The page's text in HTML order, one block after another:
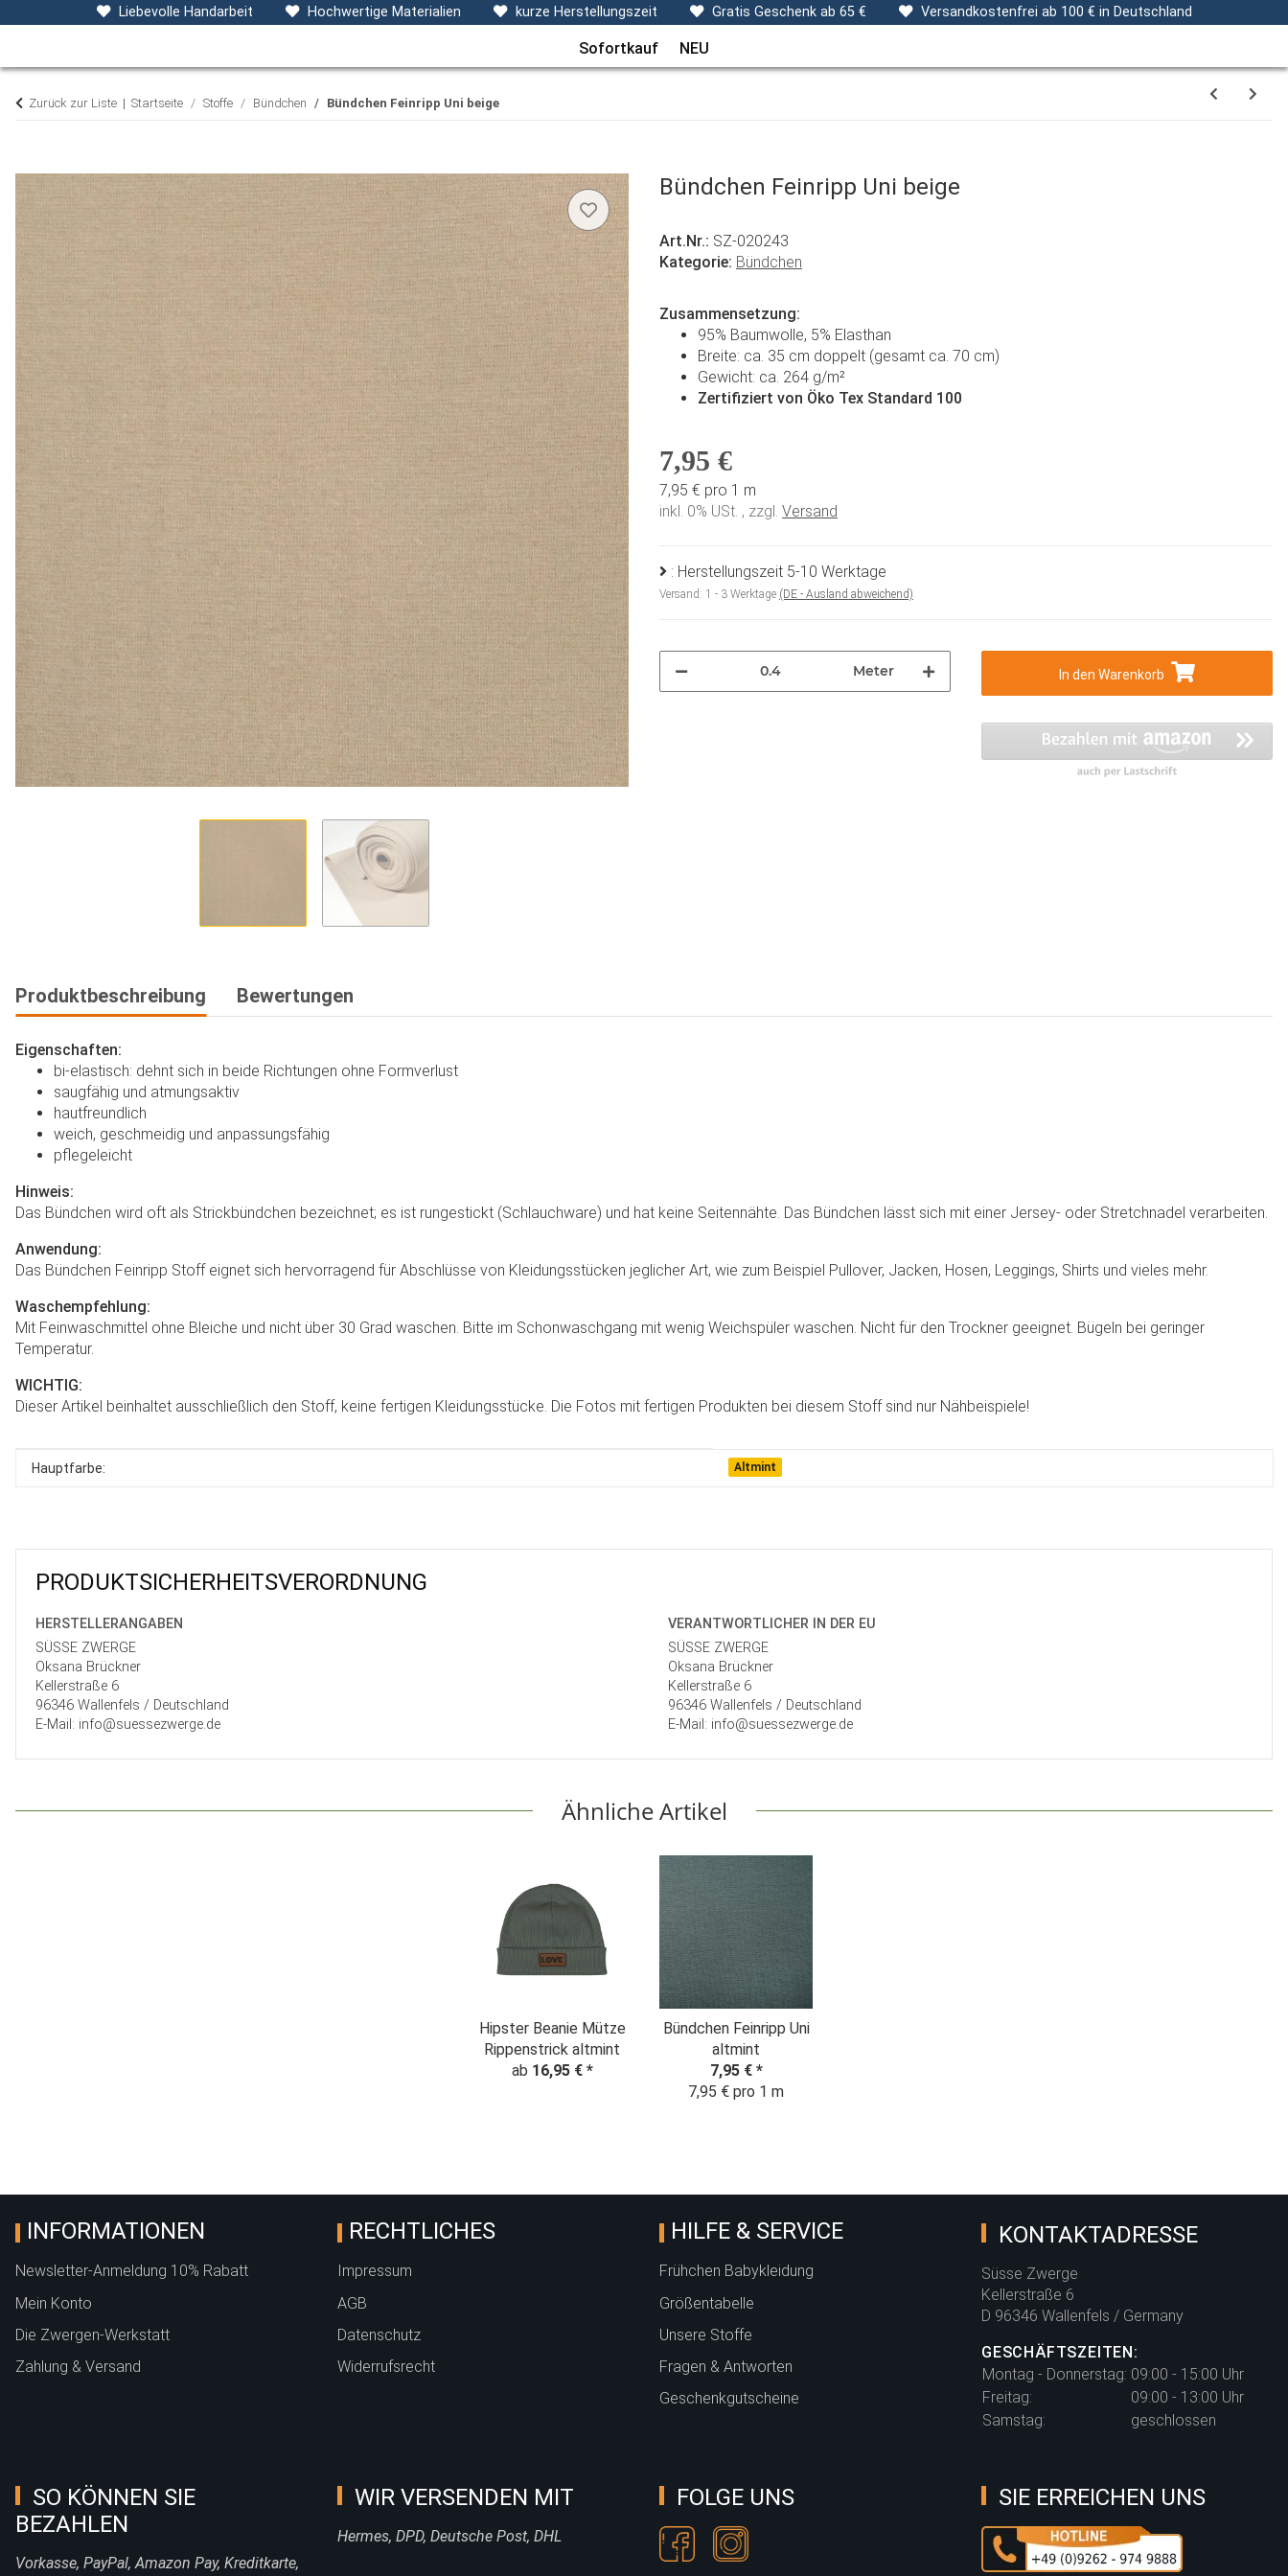
Liebevolle Handarbeit Hochwertige Materialien kurze Herstellungszeit Gratis Geschenk ab 65 € Versandkostenfrei ab 100 € in Deutschland
Baby- & Kinderkleidung Accessoires Decken, Kissen & Co Themen Sets Frühchenkleidung Stoffe Gutscheine Verpackungsservice
Sofortkauf NEU
Zurück zur Liste Startseite Stoffe Bündchen Bündchen Feinripp Uni beige
Bündchen Feinripp Uni beige
Art.Nr.: SZ-020243
Kategorie: Bündchen
Zusammensetzung:
95% Baumwolle, 5% Elasthan
Breite: ca. 35 cm doppelt (gesamt ca. 70 cm)
Gewicht: ca. 264 g/m²
Zertifiziert von Öko Tex Standard 100
7,95 €
7,95 € pro 1 m
inkl. 0% USt. , zzgl. Versand
: Herstellungszeit 5-10 Werktage
Versand: 1 - 3 Werktage (DE - Ausland abweichend)
Meter In den Warenkorb
Produktbeschreibung Bewertungen
Eigenschaften:
bi-elastisch: dehnt sich in beide Richtungen ohne Formverlust
saugfähig und atmungsaktiv
hautfreundlich
weich, geschmeidig und anpassungsfähig
pflegeleicht
Hinweis:
Das Bündchen wird oft als Strickbündchen bezeichnet; es ist rungestickt (Schlauchware) und hat keine Seitennähte. Das Bündchen lässt sich mit einer Jersey- oder Stretchnadel verarbeiten.
Anwendung:
Das Bündchen Feinripp Stoff eignet sich hervorragend für Abschlüsse von Kleidungsstücken jeglicher Art, wie zum Beispiel Pullover, Jacken, Hosen, Leggings, Shirts und vieles mehr.
Waschempfehlung:
Mit Feinwaschmittel ohne Bleiche und nicht über 30 Grad waschen. Bitte im Schonwaschgang mit wenig Weichspüler waschen. Nicht für den Trockner geeignet. Bügeln bei geringer
Temperatur.
WICHTIG:
Dieser Artikel beinhaltet ausschließlich den Stoff, keine fertigen Kleidungsstücke. Die Fotos mit fertigen Produkten bei diesem Stoff sind nur Nähbeispiele!
Produkteigenschaft
Wert
Hauptfarbe: Altmint
PRODUKT­SICHER­HEITS­VER­ORD­NUNG
HERSTELLER­ANGABEN
SÜSSE ZWERGE
Oksana Brückner
Kellerstraße 6
96346 Wallenfels / Deutschland
E-Mail: info@suessezwerge.de
VERANTWORT­LICHER IN DER EU
SÜSSE ZWERGE
Oksana Brückner
Kellerstraße 6
96346 Wallenfels / Deutschland
E-Mail: info@suessezwerge.de
Ähnliche Artikel
Hipster Beanie Mütze
Rippenstrick altmint
ab 16,95 € *
Bündchen Feinripp Uni
altmint
7,95 € *
7,95 € pro 1 m
INFORMATIONEN
Newsletter-Anmeldung 10% Rabatt
Mein Konto
Die Zwergen-Werkstatt
Zahlung & Versand
RECHTLICHES
Impressum
AGB
Datenschutz
Widerrufsrecht
HILFE & SERVICE
Frühchen Babykleidung
Größentabelle
Unsere Stoffe
Fragen & Antworten
Geschenkgutscheine
KONTAKTADRESSE
Süsse Zwerge
Kellerstraße 6
D 96346 Wallenfels / Germany
GESCHÄFTSZEITEN:
Montag - Donnerstag: 09:00 - 15:00 Uhr
Freitag:
09:00 - 13:00 Uhr
Samstag:
geschlossen
SO KÖNNEN SIE
BEZAHLEN
Vorkasse, PayPal, Amazon Pay, Kreditkarte,
WIR VERSENDEN MIT
Hermes, DPD, Deutsche Post, DHL
FOLGE UNS SIE ERREICHEN UNS